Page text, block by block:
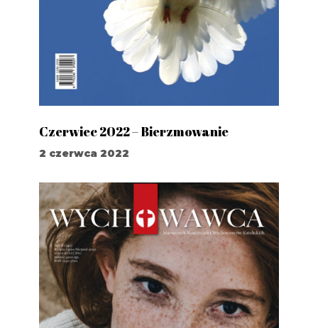
Czerwiec 2022 – Bierzmowanie
2 czerwca 2022